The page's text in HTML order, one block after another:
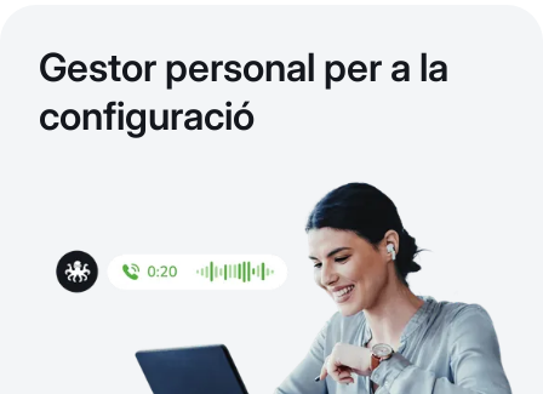
Gestor personal per a la
configuració